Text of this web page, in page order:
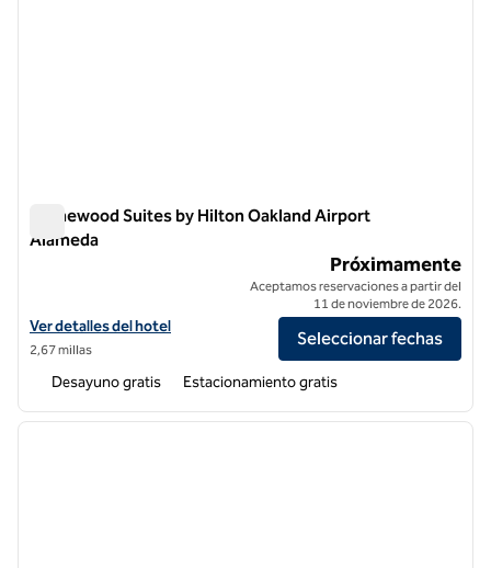
Homewood Suites by Hilton Oakland Airport
Alameda
Homewood Suites by Hilton Oakland Airport Alameda
Ver detalles del hotel Homewood Suites by Hilton Oakland Airport
Ver detalles del hotel
2,67 millas
Próximamente
Aceptamos reservaciones a partir del
11 de noviembre de 2026.
Seleccionar fechas
Desayuno gratis Estacionamiento gratis
1 de 12